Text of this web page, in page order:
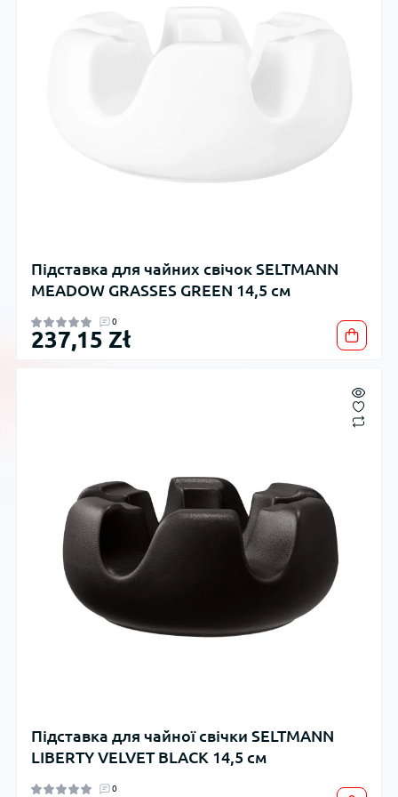
Підставка для чайних свічок SELTMANN
MEADOW GRASSES GREEN 14,5 см
0
237,15 Zł
Підставка для чайної свічки SELTMANN
LIBERTY VELVET BLACK 14,5 см
0